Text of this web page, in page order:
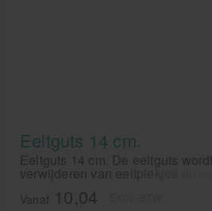
Eeltguts 14 cm.
Eeltguts 14 cm. De eeltguts
verwijderen van eeltplekjes en
van 14 cm is het ideale
effectief eelt te verwijderen. Met
Vanaf 10,04